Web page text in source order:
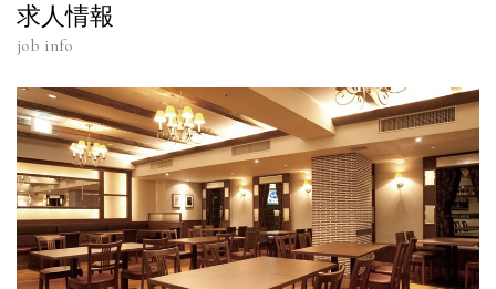
求人情報
job info